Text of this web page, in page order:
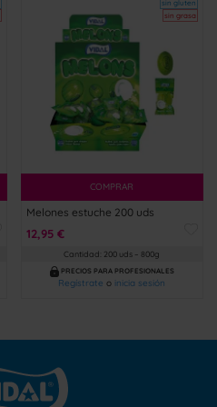
sin gluten
sin grasa
COMPRAR
Melones estuche 200 uds
12,95 €
Cantidad: 200 uds – 800g
PRECIOS PARA PROFESIONALES
Regístrate o inicia sesión